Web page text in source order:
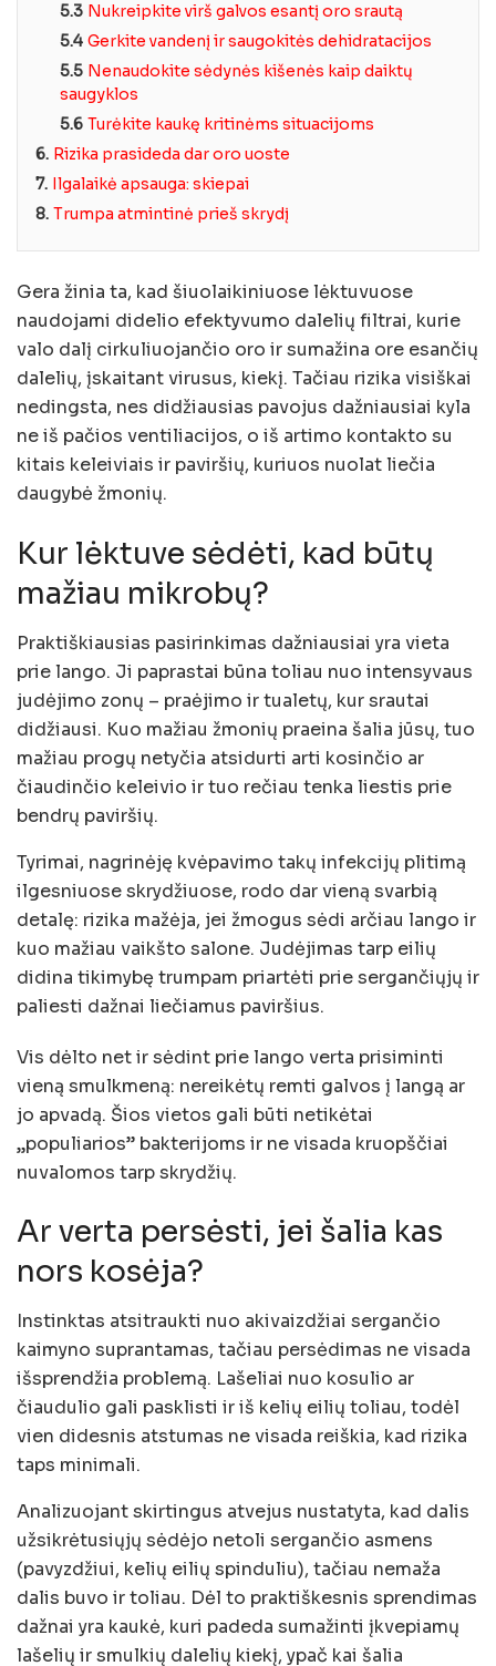
5.3 Nukreipkite virš galvos esantį oro srautą
5.4 Gerkite vandenį ir saugokitės dehidratacijos
5.5 Nenaudokite sėdynės kišenės kaip daiktų
saugyklos
5.6 Turėkite kaukę kritinėms situacijoms
6. Rizika prasideda dar oro uoste
7. Ilgalaikė apsauga: skiepai
8. Trumpa atmintinė prieš skrydį
Gera žinia ta, kad šiuolaikiniuose lėktuvuose
naudojami didelio efektyvumo dalelių filtrai, kurie
valo dalį cirkuliuojančio oro ir sumažina ore esančių
dalelių, įskaitant virusus, kiekį. Tačiau rizika visiškai
nedingsta, nes didžiausias pavojus dažniausiai kyla
ne iš pačios ventiliacijos, o iš artimo kontakto su
kitais keleiviais ir paviršių, kuriuos nuolat liečia
daugybė žmonių.
Kur lėktuve sėdėti, kad būtų
mažiau mikrobų?
Praktiškiausias pasirinkimas dažniausiai yra vieta
prie lango. Ji paprastai būna toliau nuo intensyvaus
judėjimo zonų – praėjimo ir tualetų, kur srautai
didžiausi. Kuo mažiau žmonių praeina šalia jūsų, tuo
mažiau progų netyčia atsidurti arti kosinčio ar
čiaudinčio keleivio ir tuo rečiau tenka liestis prie
bendrų paviršių.
Tyrimai, nagrinėję kvėpavimo takų infekcijų plitimą
ilgesniuose skrydžiuose, rodo dar vieną svarbią
detalę: rizika mažėja, jei žmogus sėdi arčiau lango ir
kuo mažiau vaikšto salone. Judėjimas tarp eilių
didina tikimybę trumpam priartėti prie sergančiųjų ir
paliesti dažnai liečiamus paviršius.
Vis dėlto net ir sėdint prie lango verta prisiminti
vieną smulkmeną: nereikėtų remti galvos į langą ar
jo apvadą. Šios vietos gali būti netikėtai
„populiarios” bakterijoms ir ne visada kruopščiai
nuvalomos tarp skrydžių.
Ar verta persėsti, jei šalia kas
nors kosėja?
Instinktas atsitraukti nuo akivaizdžiai sergančio
kaimyno suprantamas, tačiau persėdimas ne visada
išsprendžia problemą. Lašeliai nuo kosulio ar
čiaudulio gali pasklisti ir iš kelių eilių toliau, todėl
vien didesnis atstumas ne visada reiškia, kad rizika
taps minimali.
Analizuojant skirtingus atvejus nustatyta, kad dalis
užsikrėtusiųjų sėdėjo netoli sergančio asmens
(pavyzdžiui, kelių eilių spinduliu), tačiau nemaža
dalis buvo ir toliau. Dėl to praktiškesnis sprendimas
dažnai yra kaukė, kuri padeda sumažinti įkvepiamų
lašelių ir smulkių dalelių kiekį, ypač kai šalia